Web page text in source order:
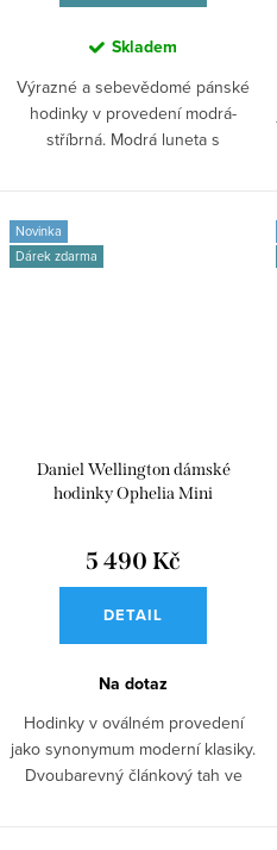
Skladem
Výrazné a sebevědomé pánské
hodinky v provedení modrá-
stříbrná. Modrá luneta s
Novinka
Dárek zdarma
Daniel Wellington dámské
hodinky Ophelia Mini
5 490 Kč
DETAIL
Na dotaz
Hodinky v oválném provedení
jako synonymum moderní klasiky.
Dvoubarevný článkový tah ve